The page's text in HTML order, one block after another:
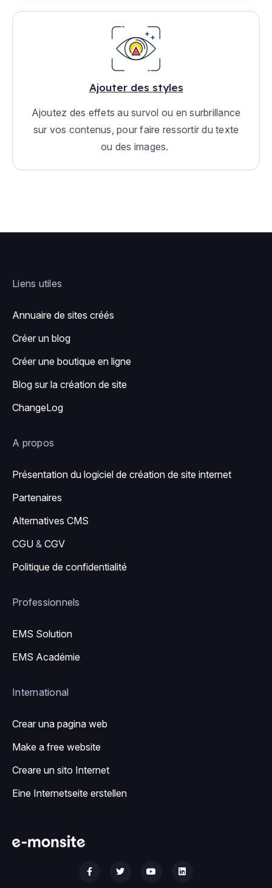
Ajouter des styles
Ajoutez des effets au survol ou en surbrillance
sur vos contenus, pour faire ressortir du texte
ou des images.
Liens utiles
Annuaire de sites créés
Créer un blog
Créer une boutique en ligne
Blog sur la création de site
ChangeLog
A propos
Présentation du logiciel de création de site internet
Partenaires
Alternatives CMS
CGU & CGV
Politique de confidentialité
Professionnels
EMS Solution
EMS Académie
International
Crear una pagina web
Make a free website
Creare un sito Internet
Eine Internetseite erstellen